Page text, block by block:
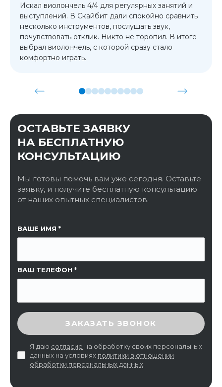
Искал виолончель 4/4 для регулярных занятий и
выступлений. В Скайбит дали спокойно сравнить
несколько инструментов, послушать звук,
почувствовать отклик. Никто не торопил. В итоге
выбрал виолончель, с которой сразу стало
комфортно играть.
ОСТАВЬТЕ ЗАЯВКУ
НА БЕСПЛАТНУЮ
КОНСУЛЬТАЦИЮ
Мы готовы помочь вам уже сегодня. Оставьте
заявку, и получите бесплатную консультацию
от наших опытных специалистов.
ВАШЕ ИМЯ
ВАШ ТЕЛЕФОН
ССЫЛКА НА СТРАНИЦУ
ВВЕДИТЕ ПРОВЕРОЧНЫЙ КОД
ЗАКАЗАТЬ ЗВОНОК
Я даю согласие на обработку своих персональных
данных на условиях политики в отношении
обработки персональных данных